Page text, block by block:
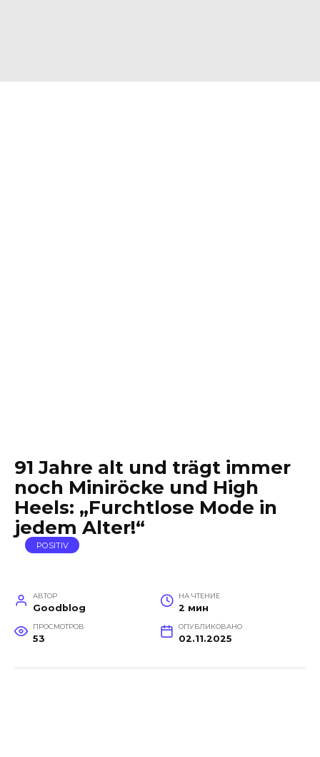
91 Jahre alt und trägt immer
noch Miniröcke und High
Heels: „Furchtlose Mode in
jedem Alter!“
POSITIV
АВТОР
Goodblog
НА ЧТЕНИЕ
2 мин
ПРОСМОТРОВ
53
ОПУБЛИКОВАНО
02.11.2025